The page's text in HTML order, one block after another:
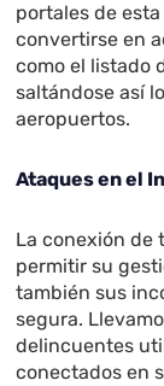
portales de
convertirse en
como el listado
saltándose así
aeropuertos.
Ataques en el
La conexión de
permitir su
también sus
segura.
delincuentes
conectados en